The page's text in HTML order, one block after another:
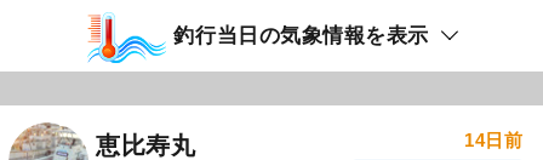
釣行当日の気象情報を表示
恵比寿丸 14日前